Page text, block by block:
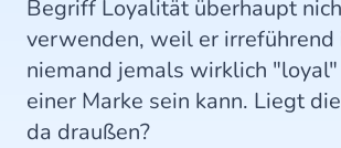
Begriff Loyalität überhaupt
verwenden, weil er irreführend
niemand jemals wirklich
einer Marke sein kann. Liegt
da draußen?